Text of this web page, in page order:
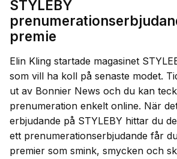
STYLEBY
premie
Elin Kling startade magasinet
som vill ha koll på senaste modet.
ut av Bonnier News och du kan
prenumeration enkelt online. När
erbjudande på STYLEBY hittar du
ett prenumerationserbjudande får
premier som smink, smycken och